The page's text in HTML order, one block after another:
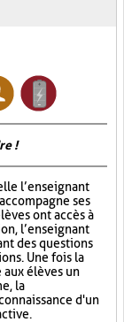
!
l’enseignant
ses
ont accès à
l’enseignant
des questions
Une fois la
élèves un
la
d'un